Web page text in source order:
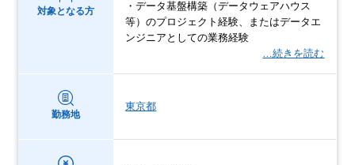
対象となる方
・データ基盤構築（データウェアハウス
等）のプロジェクト経験、またはデータエ
ンジニアとしての業務経験
…続きを読む
勤務地
東京都